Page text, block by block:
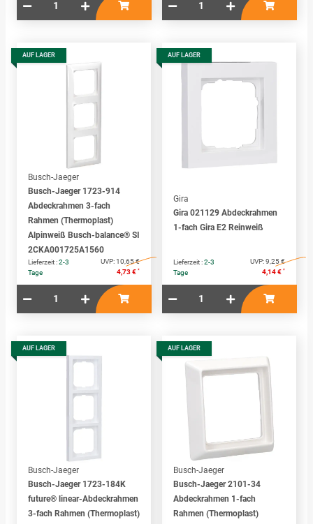
AUF LAGER
Busch-Jaeger
Busch-Jaeger 1723-914
Abdeckrahmen 3-fach
Rahmen (Thermoplast)
Alpinweiß Busch-balance® SI
2CKA001725A1560
Lieferzeit :2-3
Tage
UVP:10,65 €
4,73 € *
AUF LAGER
Gira
Gira 021129 Abdeckrahmen
1-fach Gira E2 Reinweiß
Lieferzeit :2-3
Tage
UVP:9,25 €
4,14 € *
AUF LAGER
Busch-Jaeger
Busch-Jaeger 1723-184K
future® linear-Abdeckrahmen
3-fach Rahmen (Thermoplast)
AUF LAGER
Busch-Jaeger
Busch-Jaeger 2101-34
Abdeckrahmen 1-fach
Rahmen (Thermoplast)